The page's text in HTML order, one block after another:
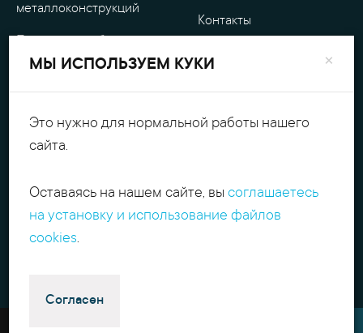
металлоконструкций
Уличные
металлоизделия
Обработка металла
Контакты
Оплата
contact@itpmet.ru
г. Москва, Филёвский
×
МЫ ИСПОЛЬЗУЕМ КУКИ
Это нужно для нормальной работы нашего
сайта.
Оставаясь на нашем сайте, вы соглашаетесь
на установку и использование файлов
cookies.
Согласен